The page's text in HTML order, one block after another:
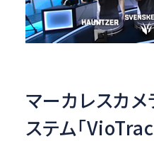
マーカレスカメ
ステム「